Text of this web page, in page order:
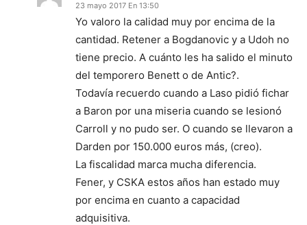
23 mayo 2017 En 13:50
Yo valoro la calidad muy por encima de la
cantidad. Retener a Bogdanovic y a Udoh no
tiene precio. A cuánto les ha salido el minuto
del temporero Benett o de Antic?.
Todavía recuerdo cuando a Laso pidió fichar
a Baron por una miseria cuando se lesionó
Carroll y no pudo ser. O cuando se llevaron a
Darden por 150.000 euros más, (creo).
La fiscalidad marca mucha diferencia.
Fener, y CSKA estos años han estado muy
por encima en cuanto a capacidad
adquisitiva.